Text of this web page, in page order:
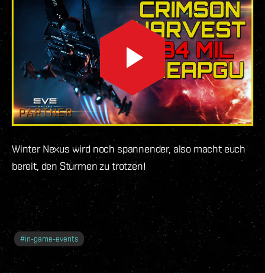
Winter Nexus wird noch spannender, also macht euch
bereit, den Stürmen zu trotzen!
#in-game-events